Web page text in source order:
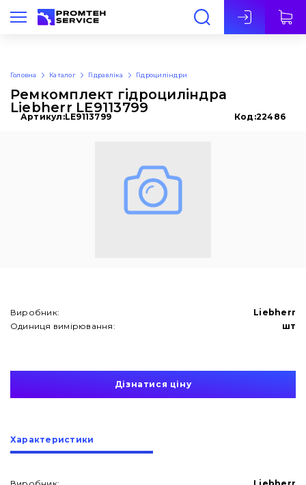
Укр
Головна Каталог Гідравліка Гідроциліндри
Ремкомплект гідроциліндра
Liebherr LE9113799
Артикул:LE9113799 Код:22486
Виробник:
Liebherr
Одиниця вимірювання:
шт
Дізнатися ціну
Характеристики